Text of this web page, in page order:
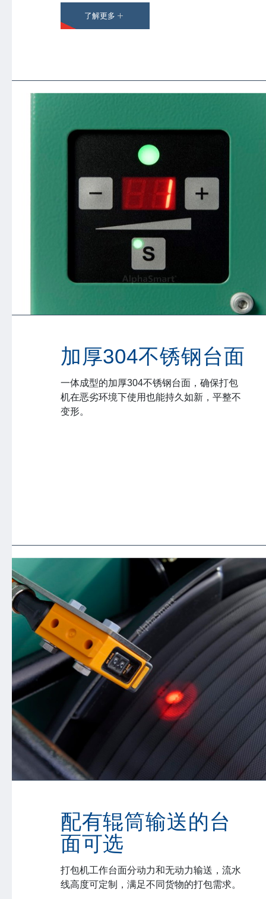
了解更多
加厚304不锈钢台面
一体成型的加厚304不锈钢台面，确保打包
机在恶劣环境下使用也能持久如新，平整不
变形。
配有辊筒输送的台
面可选
打包机工作台面分动力和无动力输送，流水
线高度可定制，满足不同货物的打包需求。